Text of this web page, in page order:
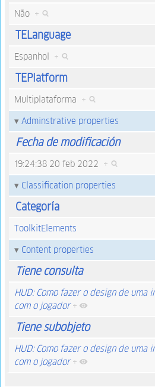
Não +
TELanguage
Espanhol +
TEPlatform
Multiplataforma +
Adminstrative properties
Fecha de modificación
19:24:38 20 feb 2022 +
Classification properties
Categoría
ToolkitElements
Content properties
Tiene consulta
HUD: Como fazer o design de uma
com o jogador +
Tiene subobjeto
HUD: Como fazer o design de uma
com o jogador +